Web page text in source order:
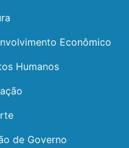
Econômico
Humanos
de Governo